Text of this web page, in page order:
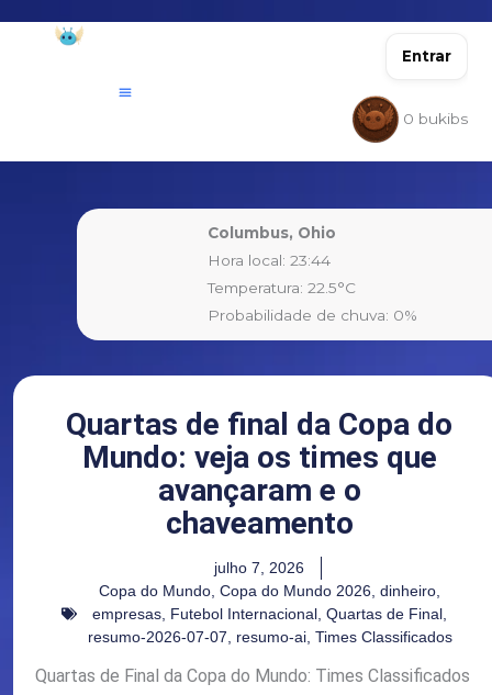
Entrar
0 bukibs
Columbus, Ohio
Hora local: 23:44
Temperatura: 22.5°C
Probabilidade de chuva: 0%
Quartas de final da Copa do
Mundo: veja os times que
avançaram e o
chaveamento
julho 7, 2026
Copa do Mundo Copa do Mundo 2026 dinheiro
empresas Futebol Internacional Quartas de Final
resumo-2026-07-07
resumo-ai, Times Classificados
Quartas de Final da Copa do Mundo: Times Classificados